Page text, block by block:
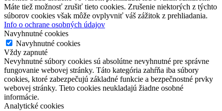
Máte tiež možnosť zrušiť tieto cookies. Zrušenie niektorých z týchto
súborov cookies však môže ovplyvniť váš zážitok z prehliadania.
Info o ochrane osobných údajov
Navyhnutné cookies
Navyhnutné cookies
Vždy zapnuté
Nevyhnutné súbory cookies sú absolútne nevyhnutné pre správne
fungovanie webovej stránky. Táto kategória zahŕňa iba súbory
cookies, ktoré zabezpečujú základné funkcie a bezpečnostné prvky
webovej stránky. Tieto cookies neukladajú žiadne osobné
informácie.
Analytické cookies